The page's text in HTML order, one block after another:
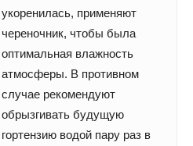
укоренилась, применяют
череночник, чтобы была
оптимальная влажность
атмосферы. В противном
случае рекомендуют
обрызгивать будущую
гортензию водой пару раз в